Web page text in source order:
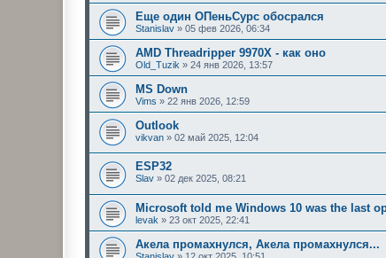
Еще один ОПеньСурс обосрался
Stanislav » 05 фев 2026, 06:34
AMD Threadripper 9970X - как оно
Old_Tuzik » 24 янв 2026, 13:57
MS Down
Vims » 22 янв 2026, 12:59
Outlook
vikvan » 02 май 2025, 12:04
ESP32
Slav » 02 дек 2025, 08:21
Microsoft told me Windows 10 was the last
levak » 23 окт 2025, 22:41
Акела промахнулся, Акела промахнулся...